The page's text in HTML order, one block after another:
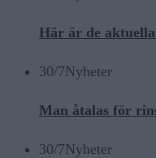
Här är de
30/7Nyheter
Man åtalas för
30/7Nyheter